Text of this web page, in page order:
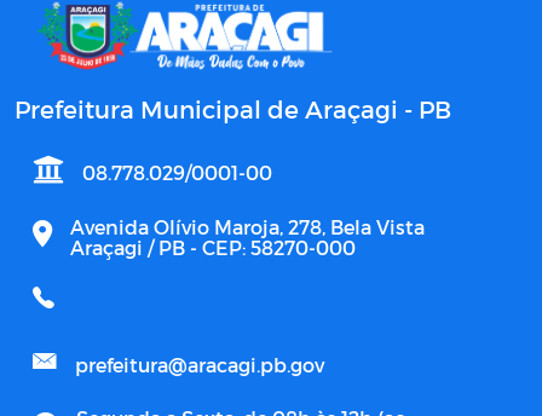
Prefeitura Municipal de Araçagi - PB
08.778.029/0001-00
Avenida Olívio Maroja, 278, Bela Vista
Araçagi / PB - CEP: 58270-000
prefeitura@aracagi.pb.gov